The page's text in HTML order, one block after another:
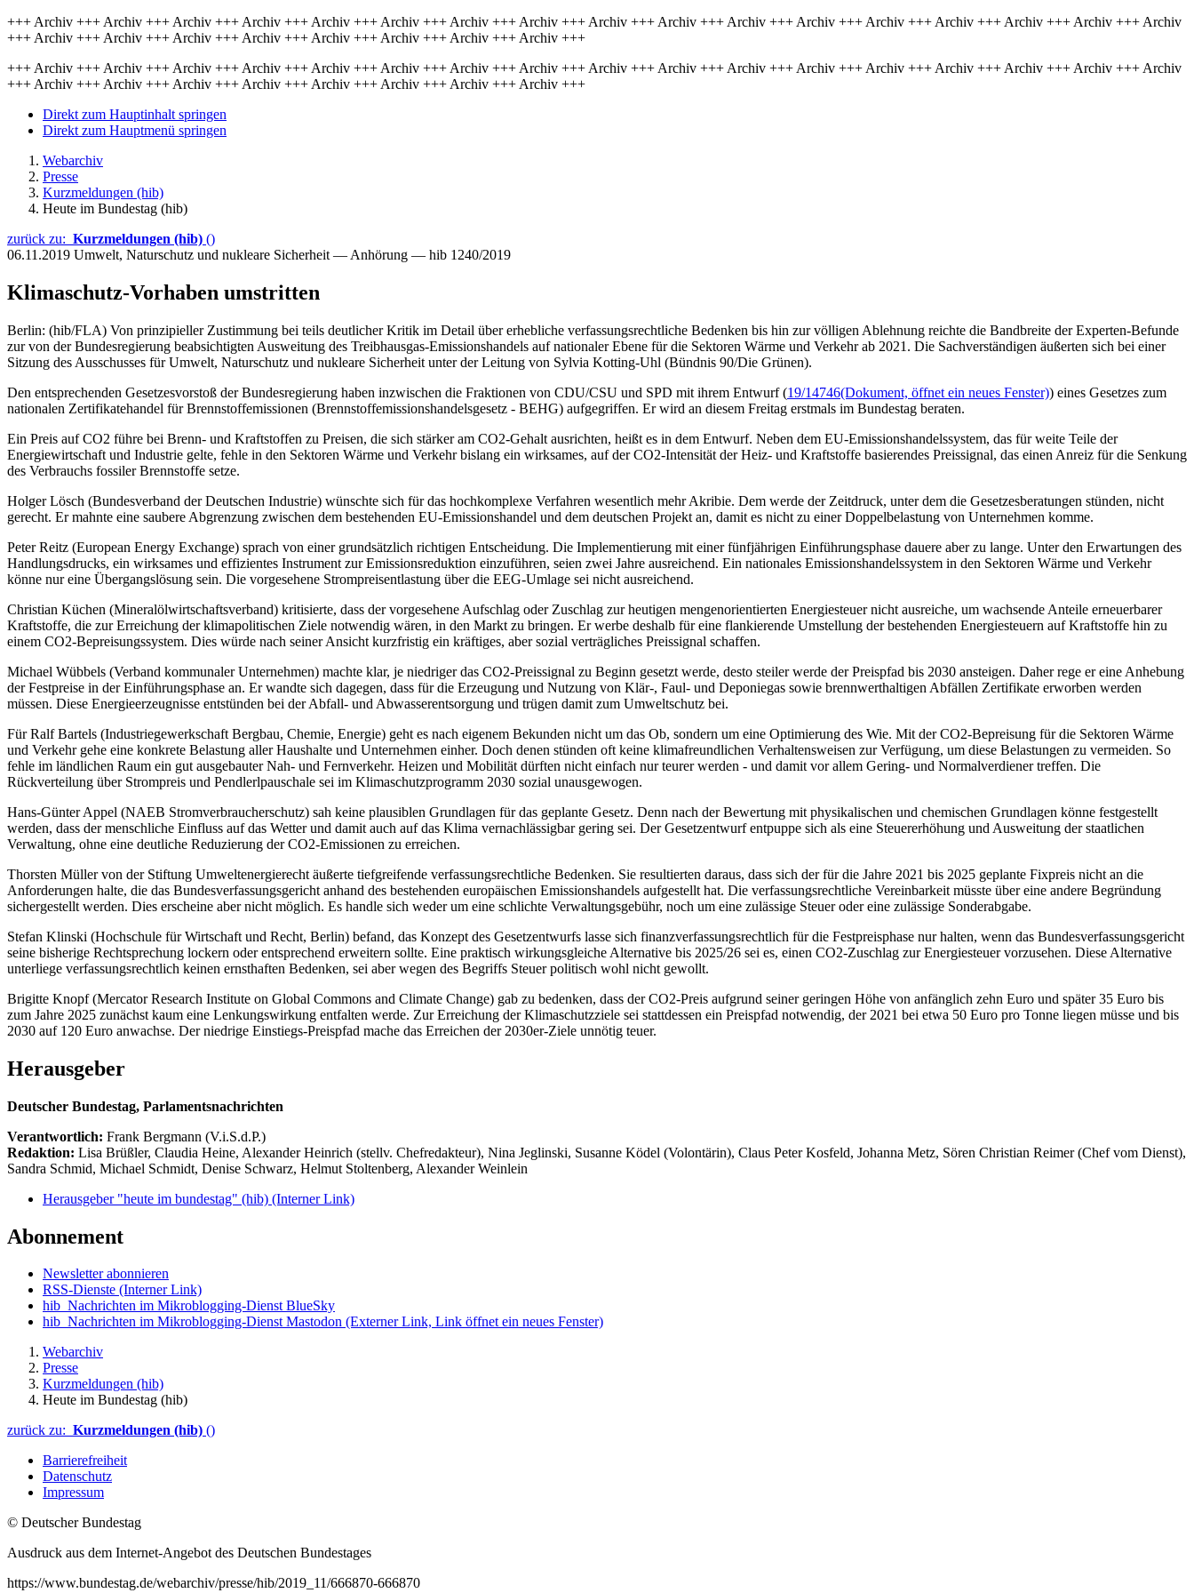
+++ Archiv +++ Archiv +++ Archiv +++ Archiv +++ Archiv +++ Archiv +++ Archiv +++ Archiv +++ Archiv +++ Archiv +++ Archiv +++ Archiv +++ Archiv +++ Archiv +++ Archiv +++ Archiv +++ Archiv
+++ Archiv +++ Archiv +++ Archiv +++ Archiv +++ Archiv +++ Archiv +++ Archiv +++ Archiv +++
+++ Archiv +++ Archiv +++ Archiv +++ Archiv +++ Archiv +++ Archiv +++ Archiv +++ Archiv +++ Archiv +++ Archiv +++ Archiv +++ Archiv +++ Archiv +++ Archiv +++ Archiv +++ Archiv +++ Archiv
+++ Archiv +++ Archiv +++ Archiv +++ Archiv +++ Archiv +++ Archiv +++ Archiv +++ Archiv +++
Direkt zum Hauptinhalt springen
Direkt zum Hauptmenü springen
Webarchiv
Presse
Kurzmeldungen (hib)
Heute im Bundestag (hib)
zurück zu: Kurzmeldungen (hib) ()
06.11.2019 Umwelt, Naturschutz und nukleare Sicherheit — Anhörung — hib 1240/2019
Klimaschutz-Vorhaben umstritten
Berlin: (hib/FLA) Von prinzipieller Zustimmung bei teils deutlicher Kritik im Detail über erhebliche verfassungsrechtliche Bedenken bis hin zur völligen Ablehnung reichte die Bandbreite der Experten-Befunde
zur von der Bundesregierung beabsichtigten Ausweitung des Treibhausgas-Emissionshandels auf nationaler Ebene für die Sektoren Wärme und Verkehr ab 2021. Die Sachverständigen äußerten sich bei einer
Sitzung des Ausschusses für Umwelt, Naturschutz und nukleare Sicherheit unter der Leitung von Sylvia Kotting-Uhl (Bündnis 90/Die Grünen).
Den entsprechenden Gesetzesvorstoß der Bundesregierung haben inzwischen die Fraktionen von CDU/CSU und SPD mit ihrem Entwurf (19/14746(Dokument, öffnet ein neues Fenster)) eines Gesetzes zum
nationalen Zertifikatehandel für Brennstoffemissionen (Brennstoffemissionshandelsgesetz - BEHG) aufgegriffen. Er wird an diesem Freitag erstmals im Bundestag beraten.
Ein Preis auf CO2 führe bei Brenn- und Kraftstoffen zu Preisen, die sich stärker am CO2-Gehalt ausrichten, heißt es in dem Entwurf. Neben dem EU-Emissionshandelssystem, das für weite Teile der
Energiewirtschaft und Industrie gelte, fehle in den Sektoren Wärme und Verkehr bislang ein wirksames, auf der CO2-Intensität der Heiz- und Kraftstoffe basierendes Preissignal, das einen Anreiz für die Senkung
des Verbrauchs fossiler Brennstoffe setze.
Holger Lösch (Bundesverband der Deutschen Industrie) wünschte sich für das hochkomplexe Verfahren wesentlich mehr Akribie. Dem werde der Zeitdruck, unter dem die Gesetzesberatungen stünden, nicht
gerecht. Er mahnte eine saubere Abgrenzung zwischen dem bestehenden EU-Emissionshandel und dem deutschen Projekt an, damit es nicht zu einer Doppelbelastung von Unternehmen komme.
Peter Reitz (European Energy Exchange) sprach von einer grundsätzlich richtigen Entscheidung. Die Implementierung mit einer fünfjährigen Einführungsphase dauere aber zu lange. Unter den Erwartungen des
Handlungsdrucks, ein wirksames und effizientes Instrument zur Emissionsreduktion einzuführen, seien zwei Jahre ausreichend. Ein nationales Emissionshandelssystem in den Sektoren Wärme und Verkehr
könne nur eine Übergangslösung sein. Die vorgesehene Strompreisentlastung über die EEG-Umlage sei nicht ausreichend.
Christian Küchen (Mineralölwirtschaftsverband) kritisierte, dass der vorgesehene Aufschlag oder Zuschlag zur heutigen mengenorientierten Energiesteuer nicht ausreiche, um wachsende Anteile erneuerbarer
Kraftstoffe, die zur Erreichung der klimapolitischen Ziele notwendig wären, in den Markt zu bringen. Er werbe deshalb für eine flankierende Umstellung der bestehenden Energiesteuern auf Kraftstoffe hin zu
einem CO2-Bepreisungssystem. Dies würde nach seiner Ansicht kurzfristig ein kräftiges, aber sozial verträgliches Preissignal schaffen.
Michael Wübbels (Verband kommunaler Unternehmen) machte klar, je niedriger das CO2-Preissignal zu Beginn gesetzt werde, desto steiler werde der Preispfad bis 2030 ansteigen. Daher rege er eine Anhebung
der Festpreise in der Einführungsphase an. Er wandte sich dagegen, dass für die Erzeugung und Nutzung von Klär-, Faul- und Deponiegas sowie brennwerthaltigen Abfällen Zertifikate erworben werden
müssen. Diese Energieerzeugnisse entstünden bei der Abfall- und Abwasserentsorgung und trügen damit zum Umweltschutz bei.
Für Ralf Bartels (Industriegewerkschaft Bergbau, Chemie, Energie) geht es nach eigenem Bekunden nicht um das Ob, sondern um eine Optimierung des Wie. Mit der CO2-Bepreisung für die Sektoren Wärme
und Verkehr gehe eine konkrete Belastung aller Haushalte und Unternehmen einher. Doch denen stünden oft keine klimafreundlichen Verhaltensweisen zur Verfügung, um diese Belastungen zu vermeiden. So
fehle im ländlichen Raum ein gut ausgebauter Nah- und Fernverkehr. Heizen und Mobilität dürften nicht einfach nur teurer werden - und damit vor allem Gering- und Normalverdiener treffen. Die
Rückverteilung über Strompreis und Pendlerlpauschale sei im Klimaschutzprogramm 2030 sozial unausgewogen.
Hans-Günter Appel (NAEB Stromverbraucherschutz) sah keine plausiblen Grundlagen für das geplante Gesetz. Denn nach der Bewertung mit physikalischen und chemischen Grundlagen könne festgestellt
werden, dass der menschliche Einfluss auf das Wetter und damit auch auf das Klima vernachlässigbar gering sei. Der Gesetzentwurf entpuppe sich als eine Steuererhöhung und Ausweitung der staatlichen
Verwaltung, ohne eine deutliche Reduzierung der CO2-Emissionen zu erreichen.
Thorsten Müller von der Stiftung Umweltenergierecht äußerte tiefgreifende verfassungsrechtliche Bedenken. Sie resultierten daraus, dass sich der für die Jahre 2021 bis 2025 geplante Fixpreis nicht an die
Anforderungen halte, die das Bundesverfassungsgericht anhand des bestehenden europäischen Emissionshandels aufgestellt hat. Die verfassungsrechtliche Vereinbarkeit müsste über eine andere Begründung
sichergestellt werden. Dies erscheine aber nicht möglich. Es handle sich weder um eine schlichte Verwaltungsgebühr, noch um eine zulässige Steuer oder eine zulässige Sonderabgabe.
Stefan Klinski (Hochschule für Wirtschaft und Recht, Berlin) befand, das Konzept des Gesetzentwurfs lasse sich finanzverfassungsrechtlich für die Festpreisphase nur halten, wenn das Bundesverfassungsgericht
seine bisherige Rechtsprechung lockern oder entsprechend erweitern sollte. Eine praktisch wirkungsgleiche Alternative bis 2025/26 sei es, einen CO2-Zuschlag zur Energiesteuer vorzusehen. Diese Alternative
unterliege verfassungsrechtlich keinen ernsthaften Bedenken, sei aber wegen des Begriffs Steuer politisch wohl nicht gewollt.
Brigitte Knopf (Mercator Research Institute on Global Commons and Climate Change) gab zu bedenken, dass der CO2-Preis aufgrund seiner geringen Höhe von anfänglich zehn Euro und später 35 Euro bis
zum Jahre 2025 zunächst kaum eine Lenkungswirkung entfalten werde. Zur Erreichung der Klimaschutzziele sei stattdessen ein Preispfad notwendig, der 2021 bei etwa 50 Euro pro Tonne liegen müsse und bis
2030 auf 120 Euro anwachse. Der niedrige Einstiegs-Preispfad mache das Erreichen der 2030er-Ziele unnötig teuer.
Herausgeber
Deutscher Bundestag, Parlamentsnachrichten
Verantwortlich: Frank Bergmann (V.i.S.d.P.)
Redaktion: Lisa Brüßler, Claudia Heine, Alexander Heinrich (stellv. Chefredakteur), Nina Jeglinski, Susanne Ködel (Volontärin), Claus Peter Kosfeld, Johanna Metz, Sören Christian Reimer (Chef vom Dienst),
Sandra Schmid, Michael Schmidt, Denise Schwarz, Helmut Stoltenberg, Alexander Weinlein
Herausgeber "heute im bundestag" (hib) (Interner Link)
Abonnement
Newsletter abonnieren
RSS-Dienste (Interner Link)
hib_Nachrichten im Mikroblogging-Dienst BlueSky
hib_Nachrichten im Mikroblogging-Dienst Mastodon (Externer Link, Link öffnet ein neues Fenster)
Webarchiv
Presse
Kurzmeldungen (hib)
Heute im Bundestag (hib)
zurück zu: Kurzmeldungen (hib) ()
Barrierefreiheit
Datenschutz
Impressum
© Deutscher Bundestag
Ausdruck aus dem Internet-Angebot des Deutschen Bundestages
https://www.bundestag.de/webarchiv/presse/hib/2019_11/666870-666870